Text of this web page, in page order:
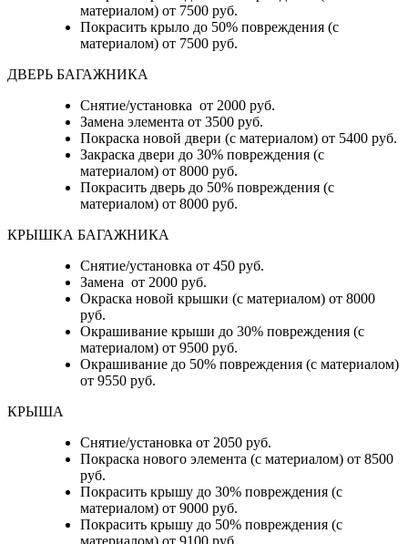
материалом) от 7500 руб.
Покрасить крыло до 50% повреждения (с
материалом) от 7500 руб.
ДВЕРЬ БАГАЖНИКА
Снятие/установка от 2000 руб.
Замена элемента от 3500 руб.
Покраска новой двери (с материалом) от 5400 руб.
Закраска двери до 30% повреждения (с
материалом) от 8000 руб.
Покрасить дверь до 50% повреждения (с
материалом) от 8000 руб.
КРЫШКА БАГАЖНИКА
Снятие/установка от 450 руб.
Замена от 2000 руб.
Окраска новой крышки (с материалом) от 8000
руб.
Окрашивание крыши до 30% повреждения (с
материалом) от 9500 руб.
Окрашивание до 50% повреждения (с материалом)
от 9550 руб.
КРЫША
Снятие/установка от 2050 руб.
Покраска нового элемента (с материалом) от 8500
руб.
Покрасить крышу до 30% повреждения (с
материалом) от 9000 руб.
Покрасить крышу до 50% повреждения (с
материалом) от 9100 руб.